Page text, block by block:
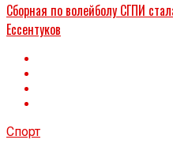
Сборная по волейболу СГПИ
Ессентуков
Спорт